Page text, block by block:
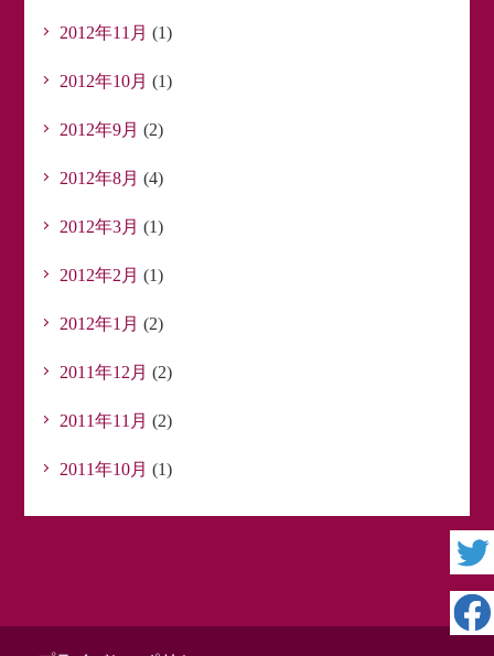
2012年11月 (1)
2012年10月 (1)
2012年9月 (2)
2012年8月 (4)
2012年3月 (1)
2012年2月 (1)
2012年1月 (2)
2011年12月 (2)
2011年11月 (2)
2011年10月 (1)